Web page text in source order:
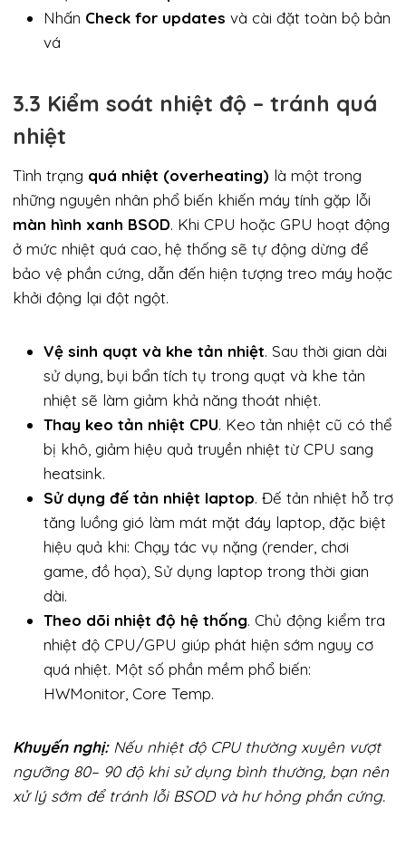
Nhấn Check for updates và cài đặt toàn bộ bản
vá
3.3 Kiểm soát nhiệt độ – tránh quá
nhiệt
Tình trạng quá nhiệt (overheating) là một trong
những nguyên nhân phổ biến khiến máy tính gặp lỗi
màn hình xanh BSOD. Khi CPU hoặc GPU hoạt động
ở mức nhiệt quá cao, hệ thống sẽ tự động dừng để
bảo vệ phần cứng, dẫn đến hiện tượng treo máy hoặc
khởi động lại đột ngột.
Vệ sinh quạt và khe tản nhiệt. Sau thời gian dài
sử dụng, bụi bẩn tích tụ trong quạt và khe tản
nhiệt sẽ làm giảm khả năng thoát nhiệt.
Thay keo tản nhiệt CPU. Keo tản nhiệt cũ có thể
bị khô, giảm hiệu quả truyền nhiệt từ CPU sang
heatsink.
Sử dụng đế tản nhiệt laptop. Đế tản nhiệt hỗ trợ
tăng luồng gió làm mát mặt đáy laptop, đặc biệt
hiệu quả khi: Chạy tác vụ nặng (render, chơi
game, đồ họa), Sử dụng laptop trong thời gian
dài.
Theo dõi nhiệt độ hệ thống. Chủ động kiểm tra
nhiệt độ CPU/GPU giúp phát hiện sớm nguy cơ
quá nhiệt. Một số phần mềm phổ biến:
HWMonitor, Core Temp.
Khuyến nghị:Nếu nhiệt độ CPU thường xuyên vượt
ngưỡng 80– 90 độ khi sử dụng bình thường, bạn nên
xử lý sớm để tránh lỗi BSOD và hư hỏng phần cứng.